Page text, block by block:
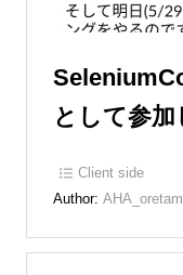
として参加
Client side
Author: